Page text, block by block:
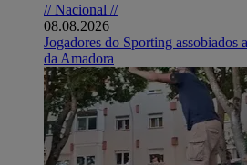
// Nacional //
08.08.2026
Jogadores do Sporting assobiados
da Amadora